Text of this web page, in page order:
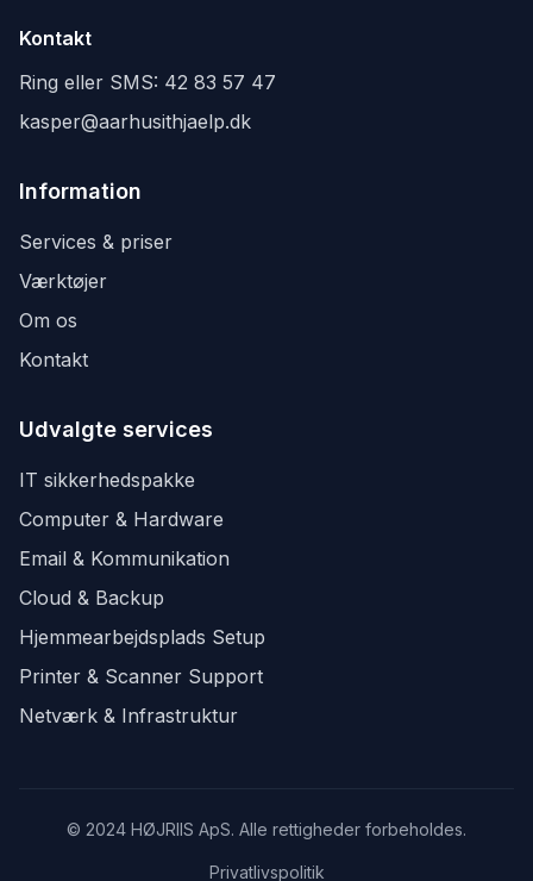
Kontakt
Ring eller SMS: 42 83 57 47
kasper@aarhusithjaelp.dk
Information
Services & priser
Værktøjer
Om os
Kontakt
Udvalgte services
IT sikkerhedspakke
Computer & Hardware
Email & Kommunikation
Cloud & Backup
Hjemmearbejdsplads Setup
Printer & Scanner Support
Netværk & Infrastruktur
© 2024 HØJRIIS ApS. Alle rettigheder forbeholdes.
Privatlivspolitik